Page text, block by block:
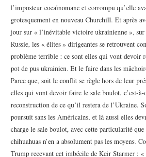
l’imposteur cocaïnomane et corrompu qu’elle
grotesquement en nouveau Churchill. Et après
jour sur « l’inévitable victoire ukrainienne », sur
Russie, les « élites » dirigeantes se retrouvent
problème terrible : ce sont elles qui vont devoir
pot de pus ukrainien. Et le faire dans les
Parce que, soit le conflit se règle hors de leur
elles qui vont devoir faire le sale boulot, c’est-
reconstruction de ce qu’il restera de l’Ukraine.
poursuit sans les Américains, et là aussi elles
charge le sale boulot, avec cette particularité que
chihuahuas n’en a absolument pas les moyens.
Trump recevant cet imbécile de Keir Starmer : «